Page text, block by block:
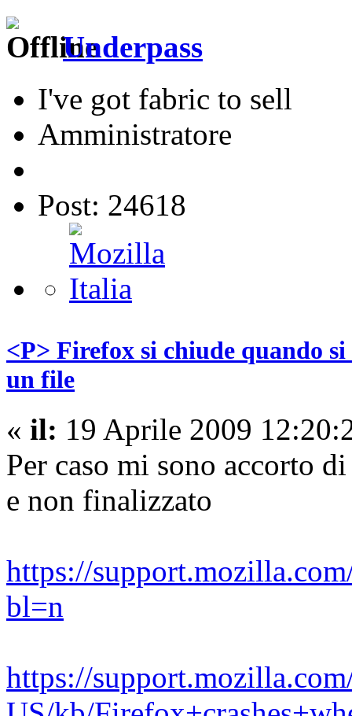
Underpass
I've got fabric to sell
Amministratore
Post: 24618
<P> Firefox si chiude quando
un file
« il: 19 Aprile 2009
Per caso mi sono accorto
e non finalizzato
https://
bl=n
https://